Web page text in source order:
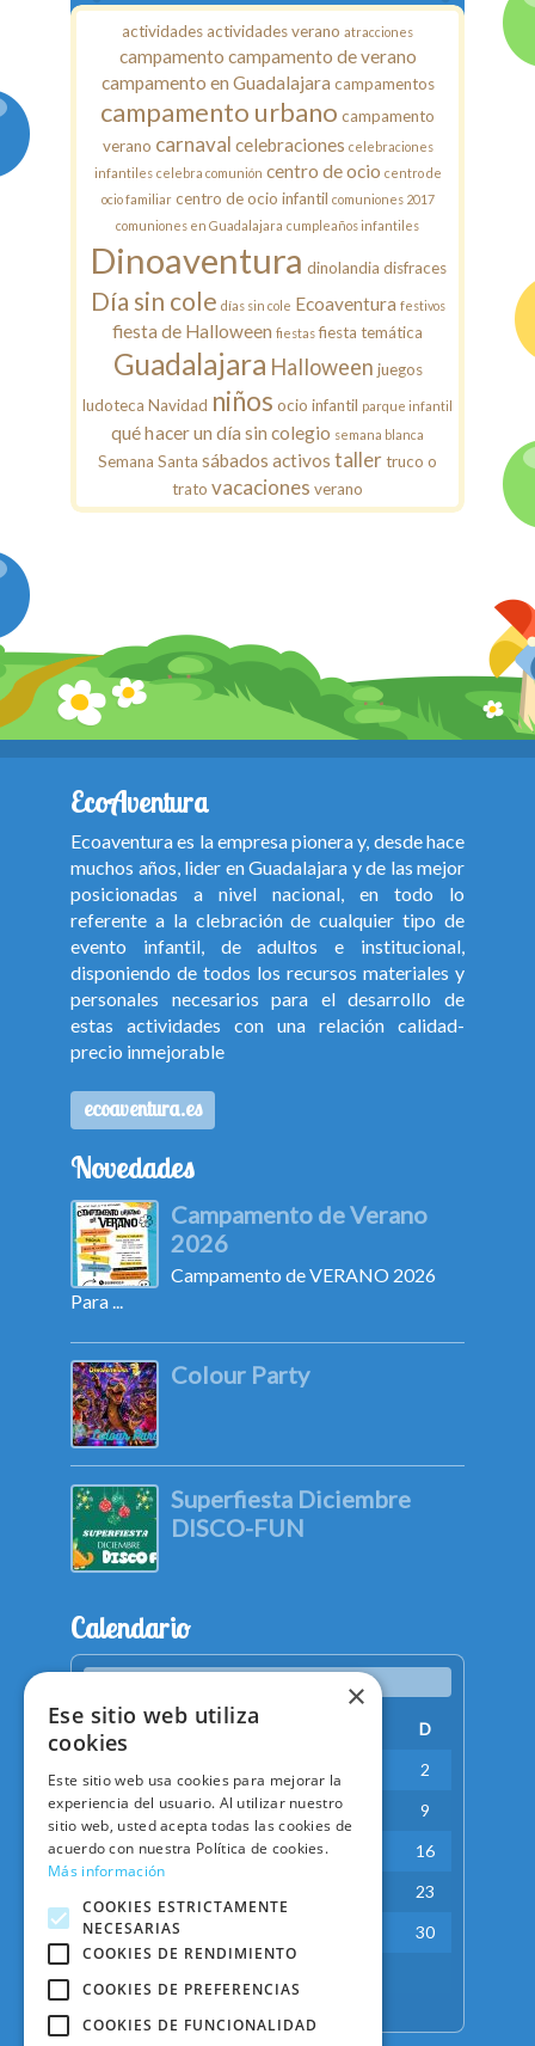
actividades actividades verano atracciones
campamento campamento de verano
campamento en Guadalajara campamentos
campamento urbano campamento
verano carnaval celebraciones celebraciones
infantiles celebra comunión centro de ocio centro de
ocio familiar centro de ocio infantil comuniones 2017
comuniones en Guadalajara cumpleaños infantiles
Dinoaventura dinolandia disfraces
Día sin cole días sin cole Ecoaventura festivos
fiesta de Halloween fiestas fiesta temática
Guadalajara Halloween juegos
ludoteca Navidad niños ocio infantil parque infantil
qué hacer un día sin colegio semana blanca
Semana Santa sábados activos tallertruco o
trato vacaciones verano
EcoAventura
Ecoaventura es la empresa pionera y, desde hace
muchos años, lider en Guadalajara y de las mejor
posicionadas a nivel nacional, en todo lo
referente a la clebración de cualquier tipo de
evento infantil, de adultos e institucional,
disponiendo de todos los recursos materiales y
personales necesarios para el desarrollo de
estas actividades con una relación calidad-
precio inmejorable
ecoaventura.es
Novedades
Campamento de Verano
2026
Campamento de VERANO 2026
Para ...
Colour Party
Superfiesta Diciembre
DISCO-FUN
Calendario
agosto 2026
L M X
D
2
3
4 5 6 7
9
10
11 12 13 14
16
23
24
25
30
×
Ese sitio web utiliza
cookies
Este sitio web usa cookies para mejorar la
experiencia del usuario. Al utilizar nuestro
sitio web, usted acepta todas las cookies de
acuerdo con nuestra Política de cookies.
Más información
COOKIES ESTRICTAMENTE
NECESARIAS
COOKIES DE RENDIMIENTO
COOKIES DE PREFERENCIAS
COOKIES DE FUNCIONALIDAD